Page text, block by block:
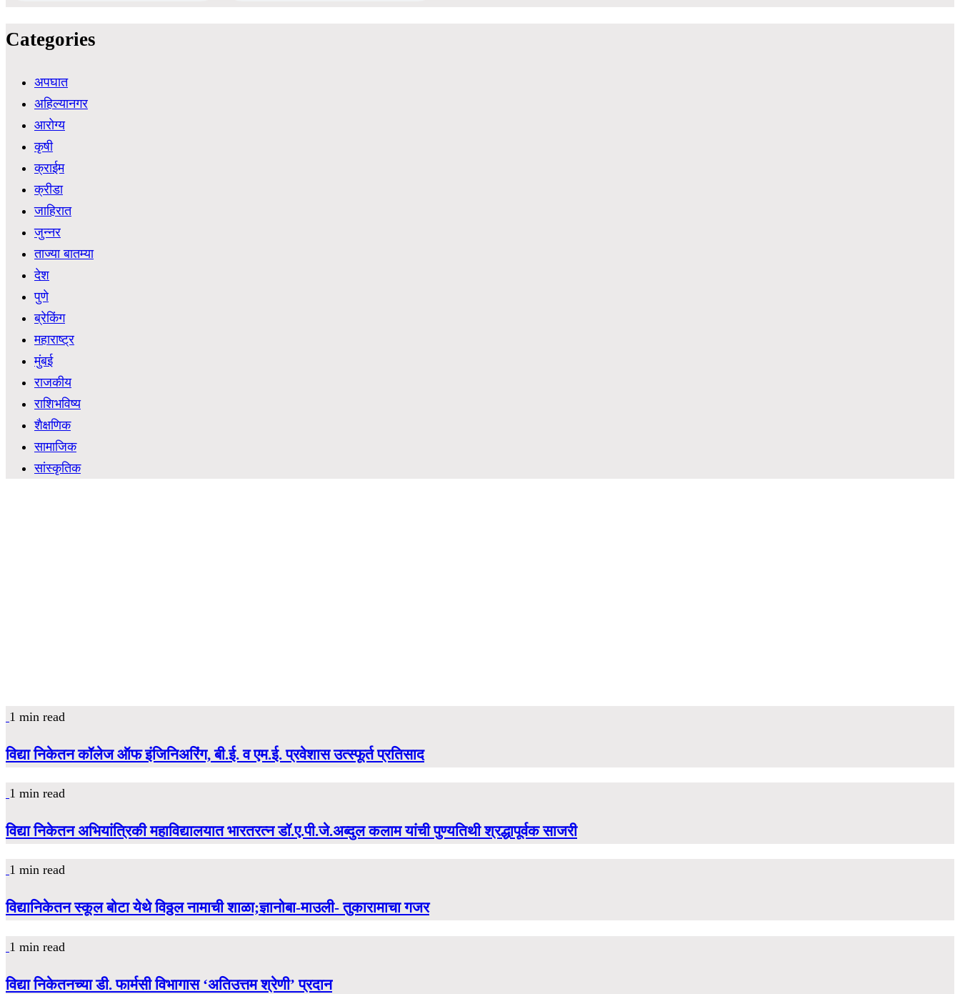
Categories
अपघात
अहिल्यानगर
आरोग्य
कृषी
क्राईम
क्रीडा
जाहिरात
जुन्नर
ताज्या बातम्या
देश
पुणे
ब्रेकिंग
महाराष्ट्र
मुंबई
राजकीय
राशिभविष्य
शैक्षणिक
सामाजिक
सांस्कृतिक
1 min read
विद्या निकेतन कॉलेज ऑफ इंजिनिअरिंग, बी.ई. व एम.ई. प्रवेशास उत्स्फूर्त प्रतिसाद
1 min read
विद्या निकेतन अभियांत्रिकी महाविद्यालयात भारतरत्न डॉ.ए.पी.जे.अब्दुल कलाम यांची पुण्यतिथी श्रद्धापूर्वक साजरी
1 min read
विद्यानिकेतन स्कूल बोटा येथे विठ्ठल नामाची शाळा;ज्ञानोबा-माउली- तुकारामाचा गजर
1 min read
विद्या निकेतनच्या डी. फार्मसी विभागास ‘अतिउत्तम श्रेणी’ प्रदान